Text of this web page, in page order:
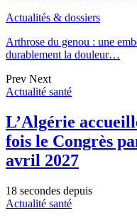
Actualités & dossiers
Arthrose du genou : une
durablement la douleur…
Prev Next
Actualité santé
L’Algérie
fois le Congrès
avril 2027
18 secondes depuis
Actualité santé